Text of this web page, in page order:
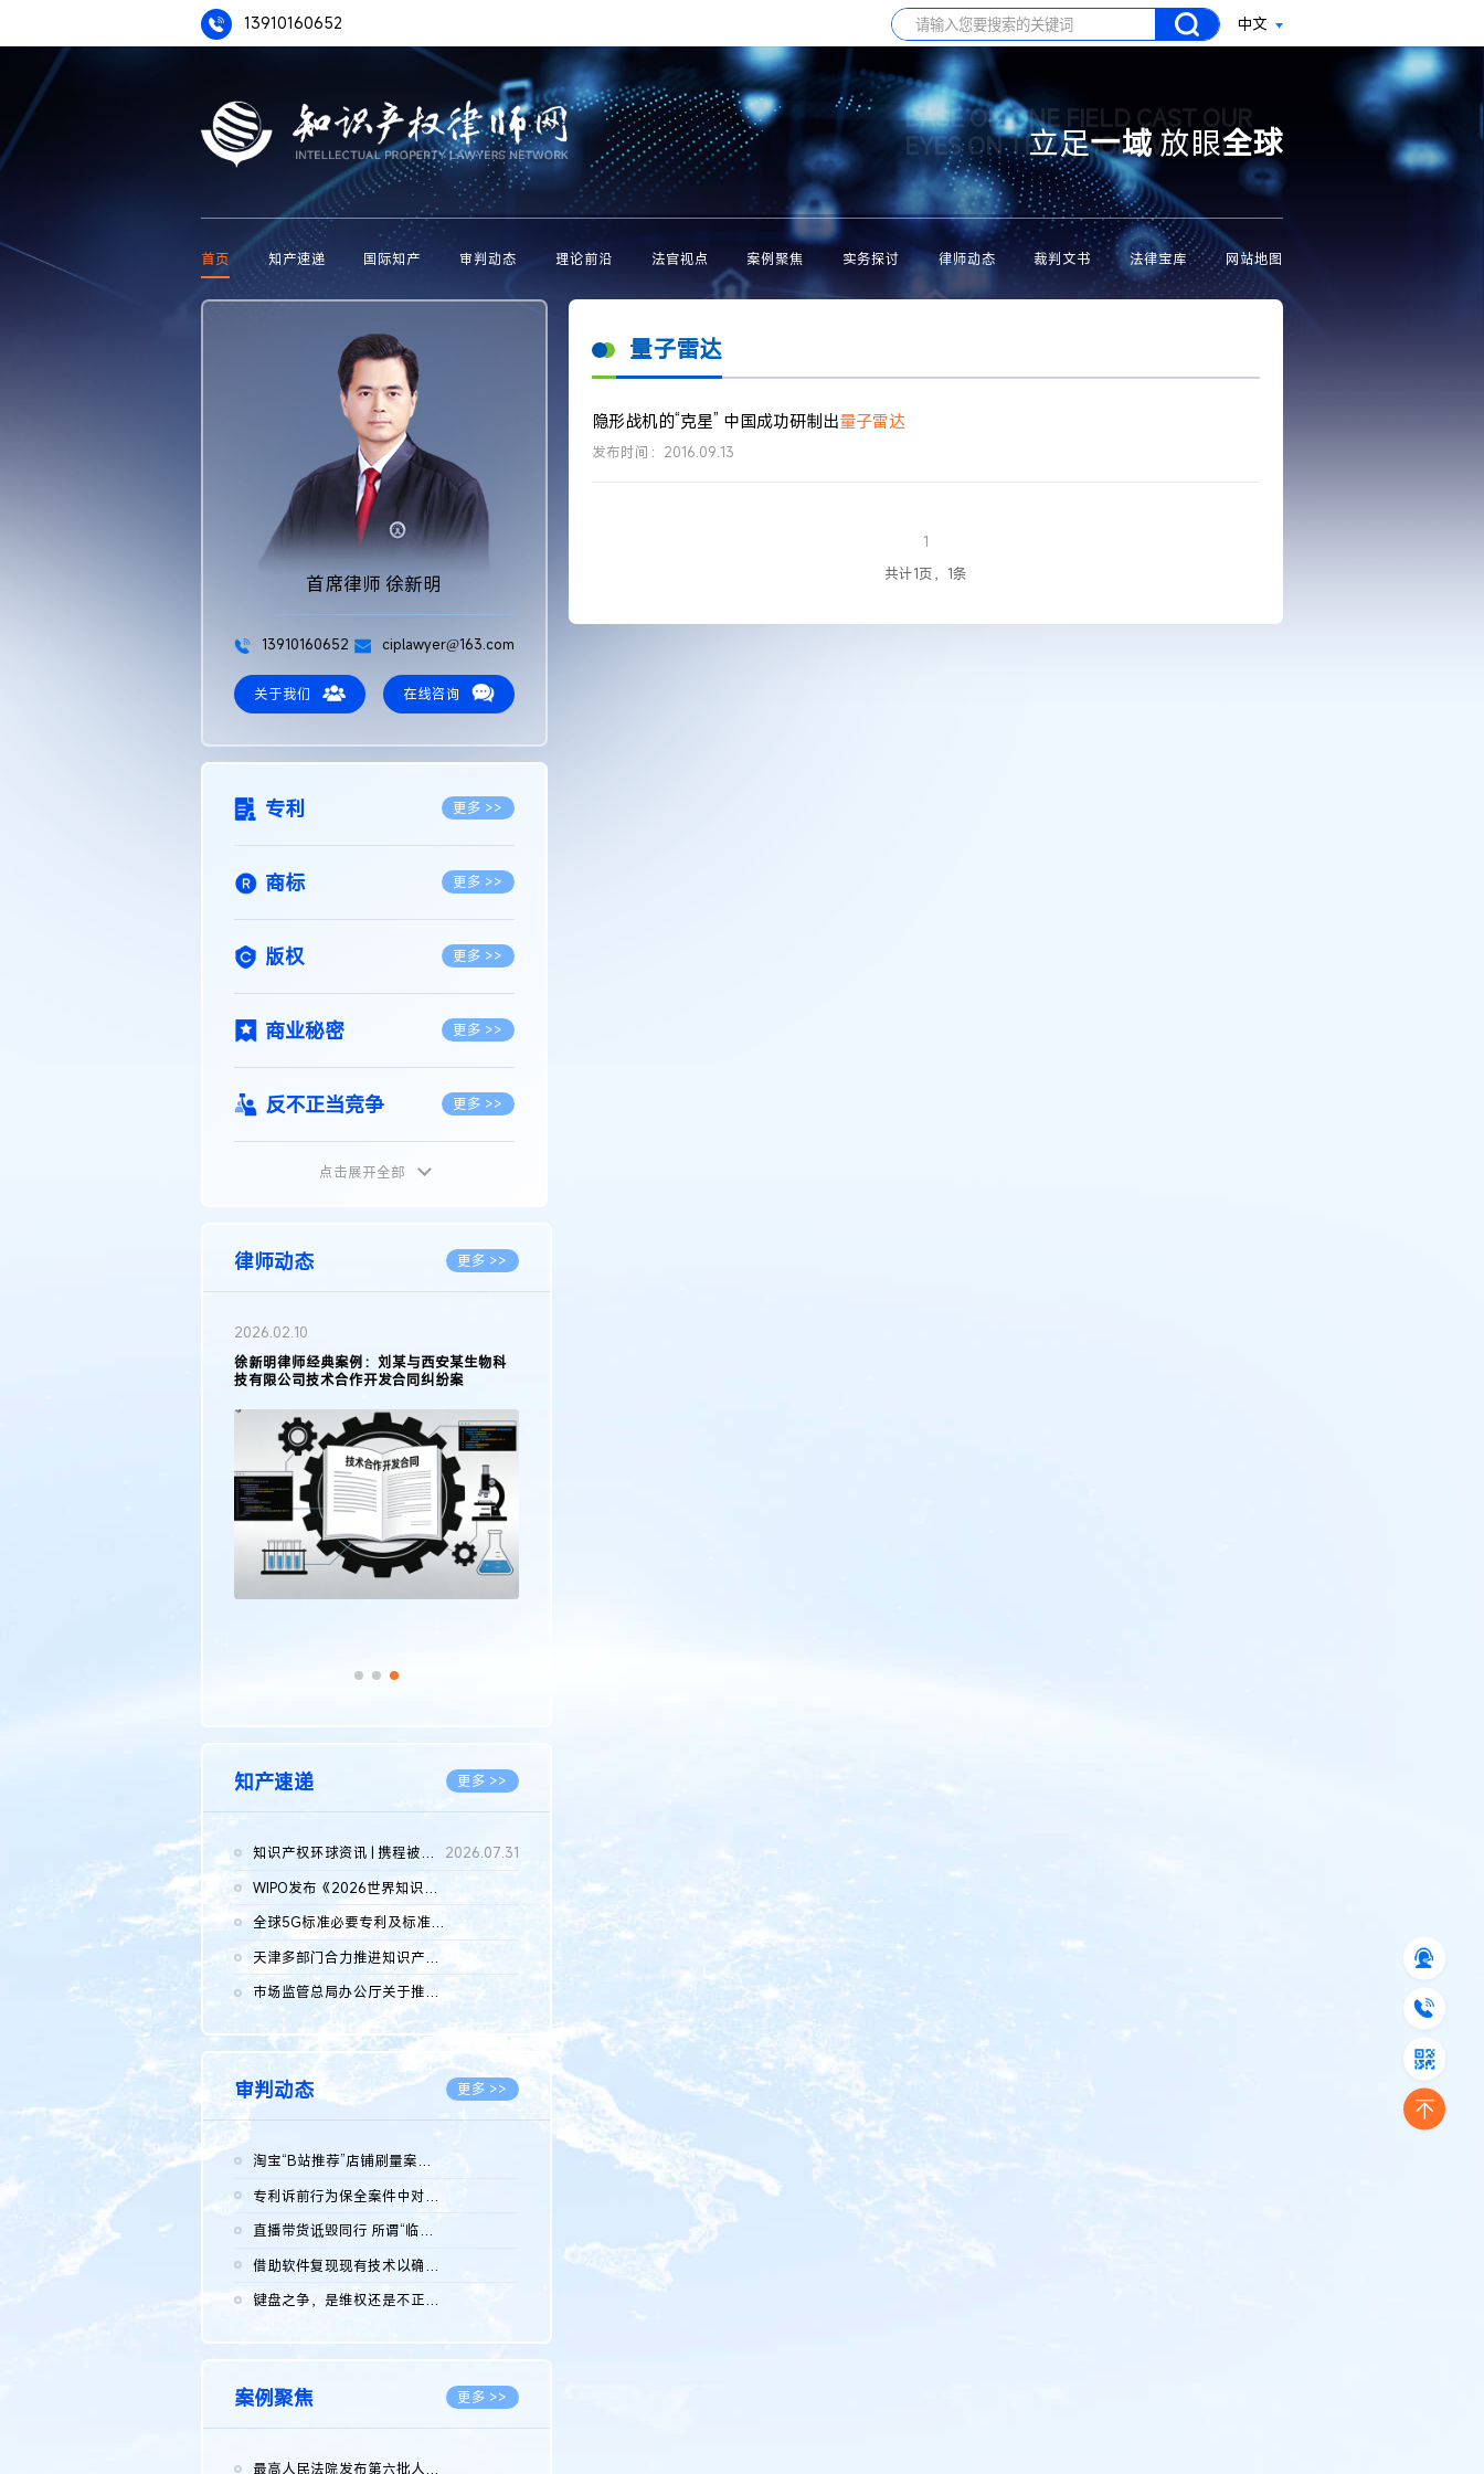
13910160652 中文
BASE ON ONE FIELD CAST OUR
EYES ON THE WHOLE WORLD
立足一域放眼全球
首页 知产速递 国际知产 审判动态 理论前沿 法官视点 案例聚焦 实务探讨 律师动态 裁判文书 法律宝库 网站地图
首席律师 徐新明
13910160652 ciplawyer@163.com
关于我们 在线咨询
专利 更多 >>
商标 更多 >>
版权 更多 >>
商业秘密 更多 >>
反不正当竞争 更多 >>
植物新品种
地理标志 更多 >>
集成电路布图设计
传统文化 更多 >>
点击展开全部
律师动态 更多 >>
2026.02.10
徐新明律师经典案例：刘某与西安某生物科
技有限公司技术合作开发合同纠纷案
知产速递 更多 >>
知识产权环球资讯 | 携程被市监总局罚51.79亿；瑞幸泰国商标案上...
2026.07.31
WIPO发布《2026世界知识产权报告》 含报告全文
全球5G标准必要专利及标准提案研究报告（2026年）全文发布
天津多部门合力推进知识产权保护工作
2026.08.05
市场监管总局办公厅关于推广第一批全国商业秘密保护创新试点典型...
2026.08.05
审判动态 更多 >>
淘宝“B站推荐”店铺刷量案维持原判，两被告连带赔偿150万元
专利诉前行为保全案件中对仿制药申请人曾作出三类声明的考量及违...
直播带货诋毁同行 所谓“临场发挥”不免责
借助软件复现现有技术以确认相关参数特征是否被公开
键盘之争，是维权还是不正当竞争？
案例聚焦 更多 >>
最高人民法院发布第六批人民法院种业知识产权司法保护典型案例 含...
量子雷达
隐形战机的“克星” 中国成功研制出量子雷达
发布时间：2016.09.13
1
共计1页，1条